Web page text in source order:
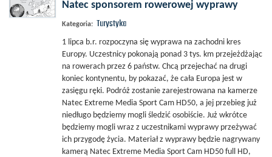
Natec sponsorem rowerowej wyprawy
Kategoria: Turystyka
1 lipca b.r. rozpoczyna się wyprawa na zachodni kres
Europy. Uczestnicy pokonają ponad 3 tys. km przejeżdżając
na rowerach przez 6 państw. Chcą przejechać na drugi
koniec kontynentu, by pokazać, że cała Europa jest w
zasięgu ręki. Podróż zostanie zarejestrowana na kamerze
Natec Extreme Media Sport Cam HD50, a jej przebieg już
niedługo będziemy mogli śledzić osobiście. Już wkrótce
będziemy mogli wraz z uczestnikami wyprawy przeżywać
ich przygodę życia. Materiał z wyprawy będzie nagrywany
kamerą Natec Extreme Media Sport Cam HD50 full HD,